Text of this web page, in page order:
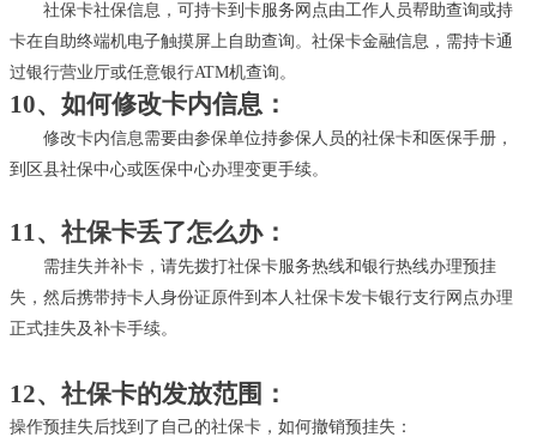
社保卡社保信息，可持卡到卡服务网点由工作人员帮助查询或持
卡在自助终端机电子触摸屏上自助查询。社保卡金融信息，需持卡通
过银行营业厅或任意银行ATM机查询。
10、如何修改卡内信息：
修改卡内信息需要由参保单位持参保人员的社保卡和医保手册，
到区县社保中心或医保中心办理变更手续。
11、社保卡丢了怎么办：
需挂失并补卡，请先拨打社保卡服务热线和银行热线办理预挂
失，然后携带持卡人身份证原件到本人社保卡发卡银行支行网点办理
正式挂失及补卡手续。
12、社保卡的发放范围：
操作预挂失后找到了自己的社保卡，如何撤销预挂失：